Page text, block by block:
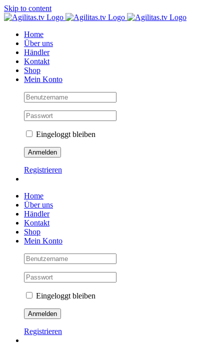
Skip to content
Home
Über uns
Händler
Kontakt
Shop
Mein Konto
Eingeloggt bleiben
Registrieren
Home
Über uns
Händler
Kontakt
Shop
Mein Konto
Eingeloggt bleiben
Registrieren